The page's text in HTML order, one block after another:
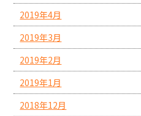
2019年4月
2019年3月
2019年2月
2019年1月
2018年12月